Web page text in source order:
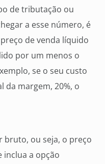
de tributação ou
a esse número, é
de venda líquido
por um menos o
se o seu custo
da margem, 20%, o
bruto, ou seja, o preço
inclua a opção